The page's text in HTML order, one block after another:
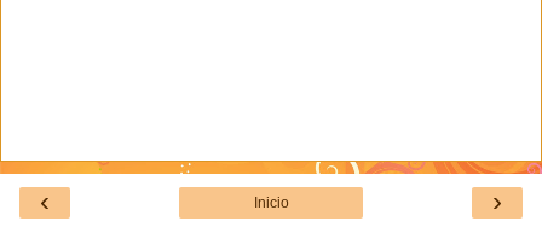
‹ ›
Inicio